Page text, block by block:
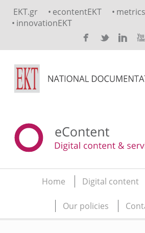
EKT.gr econtentEKT
innovationEKT
Main menu
Home Digital content
Our policies